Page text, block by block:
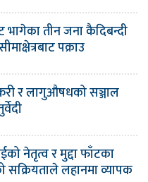
भागेका तीन जना कैदिबन्दी
पक्राउ
र लागुऔषधको सञ्जाल
नेतृत्व र मुद्दा फाँटका
लहानमा व्यापक